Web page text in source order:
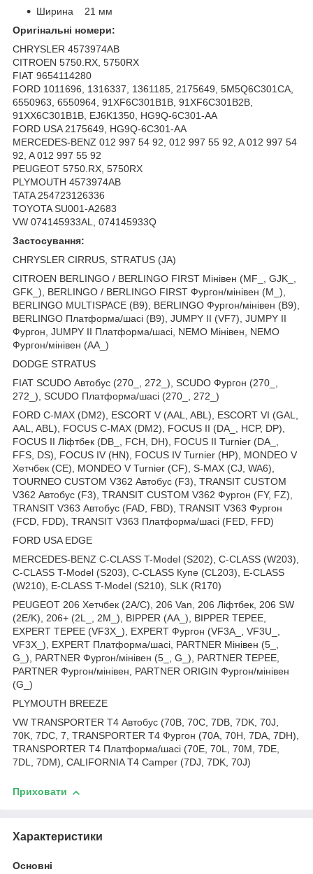
Ширина 21 мм
Оригінальні номери:
CHRYSLER 4573974AB
CITROEN 5750.RX, 5750RX
FIAT 9654114280
FORD 1011696, 1316337, 1361185, 2175649, 5M5Q6C301CA,
6550963, 6550964, 91XF6C301B1B, 91XF6C301B2B,
91XX6C301B1B, EJ6K1350, HG9Q-6C301-AA
FORD USA 2175649, HG9Q-6C301-AA
MERCEDES-BENZ 012 997 54 92, 012 997 55 92, A 012 997 54
92, A 012 997 55 92
PEUGEOT 5750.RX, 5750RX
PLYMOUTH 4573974AB
TATA 254723126336
TOYOTA SU001-A2683
VW 074145933AL, 074145933Q
Застосування:
CHRYSLER CIRRUS, STRATUS (JA)
CITROEN BERLINGO / BERLINGO FIRST Мінівен (MF_, GJK_,
GFK_), BERLINGO / BERLINGO FIRST Фургон/мінівен (M_),
BERLINGO MULTISPACE (B9), BERLINGO Фургон/мінівен (B9),
BERLINGO Платформа/шасі (B9), JUMPY II (VF7), JUMPY II
Фургон, JUMPY II Платформа/шасі, NEMO Мінівен, NEMO
Фургон/мінівен (AA_)
DODGE STRATUS
FIAT SCUDO Автобус (270_, 272_), SCUDO Фургон (270_,
272_), SCUDO Платформа/шасі (270_, 272_)
FORD C-MAX (DM2), ESCORT V (AAL, ABL), ESCORT VI (GAL,
AAL, ABL), FOCUS C-MAX (DM2), FOCUS II (DA_, HCP, DP),
FOCUS II Ліфтбек (DB_, FCH, DH), FOCUS II Turnier (DA_,
FFS, DS), FOCUS IV (HN), FOCUS IV Turnier (HP), MONDEO V
Хетчбек (CE), MONDEO V Turnier (CF), S-MAX (CJ, WA6),
TOURNEO CUSTOM V362 Автобус (F3), TRANSIT CUSTOM
V362 Автобус (F3), TRANSIT CUSTOM V362 Фургон (FY, FZ),
TRANSIT V363 Автобус (FAD, FBD), TRANSIT V363 Фургон
(FCD, FDD), TRANSIT V363 Платформа/шасі (FED, FFD)
FORD USA EDGE
MERCEDES-BENZ C-CLASS T-Model (S202), C-CLASS (W203),
C-CLASS T-Model (S203), C-CLASS Купе (CL203), E-CLASS
(W210), E-CLASS T-Model (S210), SLK (R170)
PEUGEOT 206 Хетчбек (2A/C), 206 Van, 206 Ліфтбек, 206 SW
(2E/K), 206+ (2L_, 2M_), BIPPER (AA_), BIPPER TEPEE,
EXPERT TEPEE (VF3X_), EXPERT Фургон (VF3A_, VF3U_,
VF3X_), EXPERT Платформа/шасі, PARTNER Мінівен (5_,
G_), PARTNER Фургон/мінівен (5_, G_), PARTNER TEPEE,
PARTNER Фургон/мінівен, PARTNER ORIGIN Фургон/мінівен
(G_)
PLYMOUTH BREEZE
VW TRANSPORTER T4 Автобус (70B, 70C, 7DB, 7DK, 70J,
70K, 7DC, 7, TRANSPORTER T4 Фургон (70A, 70H, 7DA, 7DH),
TRANSPORTER T4 Платформа/шасі (70E, 70L, 70M, 7DE,
7DL, 7DM), CALIFORNIA T4 Camper (7DJ, 7DK, 70J)
Приховати
Характеристики
Основні